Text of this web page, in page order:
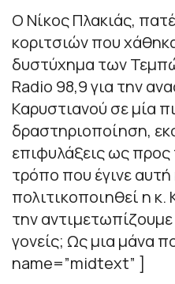
Ο Νίκος Πλακιάς,
κοριτσιών που
δυστύχημα των
Radio 98,9 για την
Καρυστιανού σε μία
δραστηριοποίηση,
επιφυλάξεις ως προς
τρόπο που έγινε
πολιτικοποιηθεί η
την αντιμετωπίζουμε
γονείς; Ως μια μάνα
name=”midtext” ]